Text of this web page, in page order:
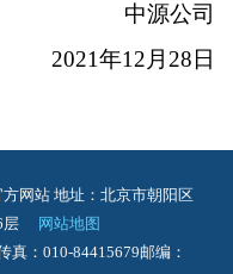
中源公司
2021年12月28日
方网站地址：北京市朝阳区
层
网站地图
真：010-84415679邮编：